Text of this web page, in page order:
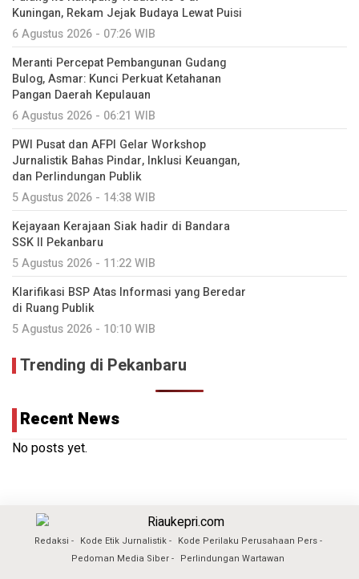
Kuningan, Rekam Jejak Budaya Lewat Puisi
6 Agustus 2026 - 07:26 WIB
Meranti Percepat Pembangunan Gudang
Bulog, Asmar: Kunci Perkuat Ketahanan
Pangan Daerah Kepulauan
6 Agustus 2026 - 06:21 WIB
PWI Pusat dan AFPI Gelar Workshop
Jurnalistik Bahas Pindar, Inklusi Keuangan,
dan Perlindungan Publik
5 Agustus 2026 - 14:38 WIB
Kejayaan Kerajaan Siak hadir di Bandara
SSK II Pekanbaru
5 Agustus 2026 - 11:22 WIB
Klarifikasi BSP Atas Informasi yang Beredar
di Ruang Publik
5 Agustus 2026 - 10:10 WIB
Trending di Pekanbaru
Recent News
No posts yet.
Redaksi Kode Etik Jurnalistik
Kode Perilaku Perusahaan Pers
Pedoman Media Siber
Perlindungan Wartawan